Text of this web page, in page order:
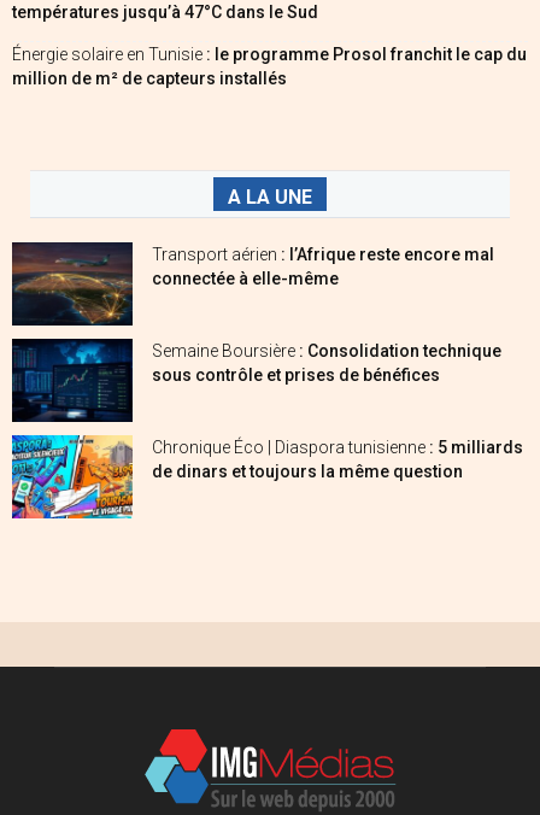
températures jusqu’à 47°C dans le Sud
Énergie solaire en Tunisie : le programme Prosol franchit le cap du
million de m² de capteurs installés
A LA UNE
Transport aérien : l’Afrique reste encore mal
connectée à elle-même
Semaine Boursière : Consolidation technique
sous contrôle et prises de bénéfices
Chronique Éco | Diaspora tunisienne : 5 milliards
de dinars et toujours la même question